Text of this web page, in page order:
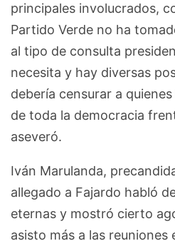
principales involucrados,
Partido Verde no ha
al tipo de consulta
necesita y hay diversas
debería censurar a
de toda la democracia
aseveró.
Iván Marulanda,
allegado a Fajardo habló
eternas y mostró cierto
asisto más a las reuniones